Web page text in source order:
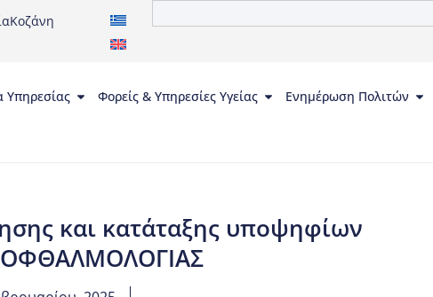
Κοζάνη
Υπηρεσίας Φορείς & Υπηρεσίες Υγείας Ενημέρωση Πολιτών
και κατάταξης υποψηφίων
ΟΦΘΑΛΜΟΛΟΓΙΑΣ